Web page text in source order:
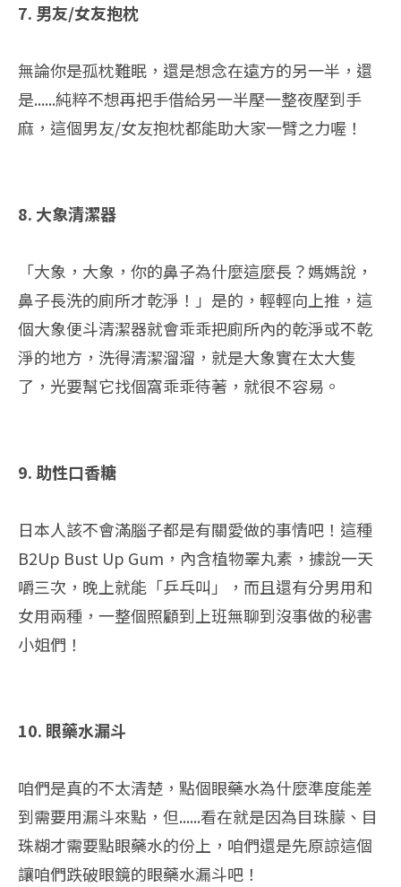
7. 男友/女友抱枕
無論你是孤枕難眠，還是想念在遠方的另一半，還
是......純粹不想再把手借給另一半壓一整夜壓到手
麻，這個男友/女友抱枕都能助大家一臂之力喔！
8. 大象清潔器
「大象，大象，你的鼻子為什麼這麼長？媽媽說，
鼻子長洗的廁所才乾淨！」是的，輕輕向上推，這
個大象便斗清潔器就會乖乖把廁所內的乾淨或不乾
淨的地方，洗得清潔溜溜，就是大象實在太大隻
了，光要幫它找個窩乖乖待著，就很不容易。
9. 助性口香糖
日本人該不會滿腦子都是有關愛做的事情吧！這種
B2Up Bust Up Gum，內含植物睪丸素，據說一天
嚼三次，晚上就能「乒乓叫」，而且還有分男用和
女用兩種，一整個照顧到上班無聊到沒事做的秘書
小姐們！
10. 眼藥水漏斗
咱們是真的不太清楚，點個眼藥水為什麼準度能差
到需要用漏斗來點，但......看在就是因為目珠朦、目
珠糊才需要點眼藥水的份上，咱們還是先原諒這個
讓咱們跌破眼鏡的眼藥水漏斗吧！